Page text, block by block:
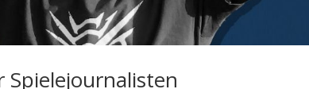
Spielejournalisten